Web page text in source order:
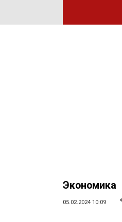
Экономика
05.02.2024 10:09